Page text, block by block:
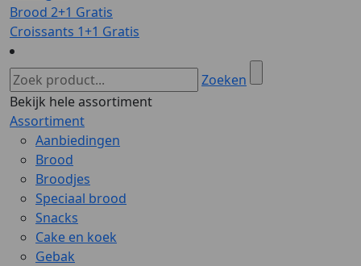
Brood 2+1 Gratis
Croissants 1+1 Gratis
Zoeken
Bekijk hele assortiment
Assortiment
Aanbiedingen
Brood
Broodjes
Speciaal brood
Snacks
Cake en koek
Gebak